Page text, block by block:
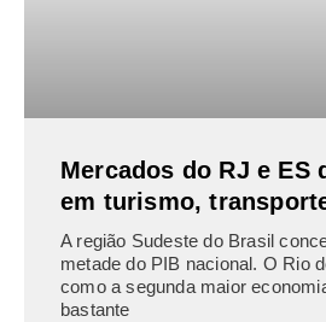
Mercados do RJ e ES
em turismo,
A região Sudeste do Brasil
metade do PIB nacional. O Rio
como a segunda maior
bastante